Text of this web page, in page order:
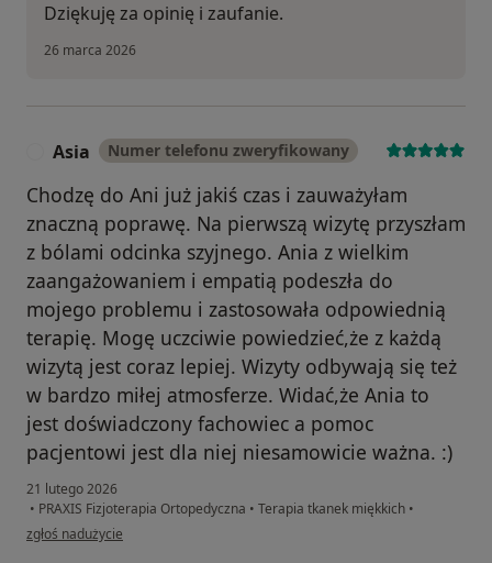
Dziękuję za opinię i zaufanie.
26 marca 2026
Asia Numer telefonu zweryfikowany
Chodzę do Ani już jakiś czas i zauważyłam
znaczną poprawę. Na pierwszą wizytę przyszłam
z bólami odcinka szyjnego. Ania z wielkim
zaangażowaniem i empatią podeszła do
mojego problemu i zastosowała odpowiednią
terapię. Mogę uczciwie powiedzieć,że z każdą
wizytą jest coraz lepiej. Wizyty odbywają się też
w bardzo miłej atmosferze. Widać,że Ania to
jest doświadczony fachowiec a pomoc
pacjentowi jest dla niej niesamowicie ważna. :)
21 lutego 2026
• PRAXIS Fizjoterapia Ortopedyczna • Terapia tkanek miękkich •
w opinii użytkownika Asia
zgłoś nadużycie